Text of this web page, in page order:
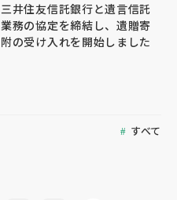
三井住友信託銀行と遺言信託
業務の協定を締結し、遺贈寄
附の受け入れを開始しました
すべて